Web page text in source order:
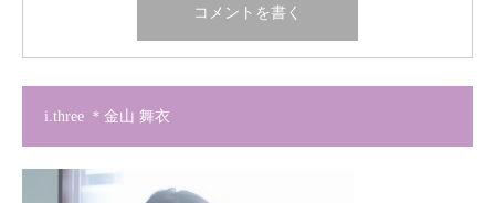
i.three ＊金山 舞衣